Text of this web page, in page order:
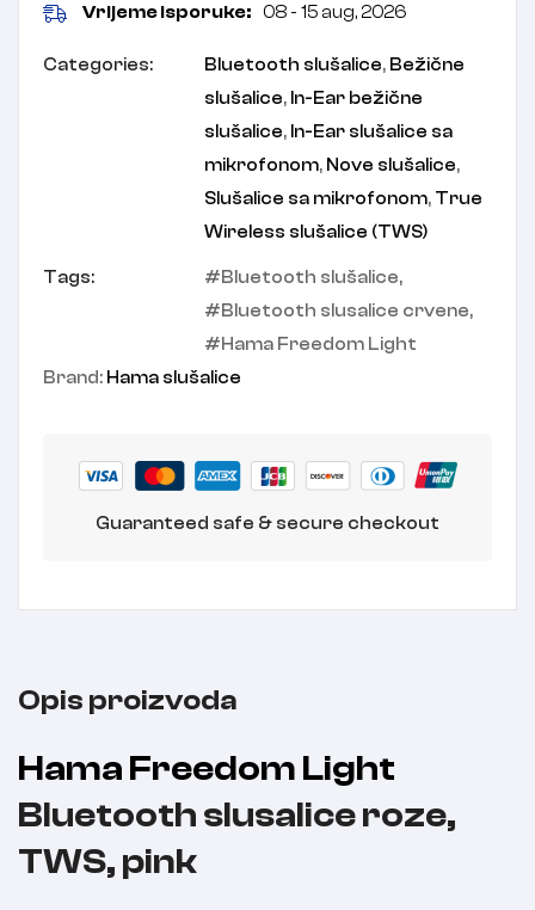
Vrijeme isporuke: 08 - 15 aug, 2026
Categories: Bluetooth slušalice, Bežične
slušalice, In-Ear bežične
slušalice, In-Ear slušalice sa
mikrofonom, Nove slušalice,
Slušalice sa mikrofonom, True
Wireless slušalice (TWS)
Tags: Bluetooth slušalice,
Bluetooth slusalice crvene,
Hama Freedom Light
Brand: Hama slušalice
Guaranteed safe & secure checkout
Opis proizvoda
Hama Freedom Light
Bluetooth slusalice roze,
TWS, pink